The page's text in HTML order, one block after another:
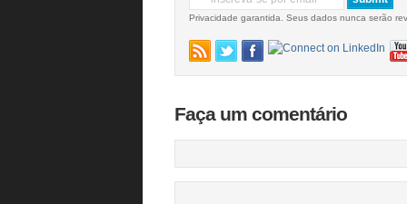
Privacidade garantida. Seus dados nunca serão
Faça um comentário